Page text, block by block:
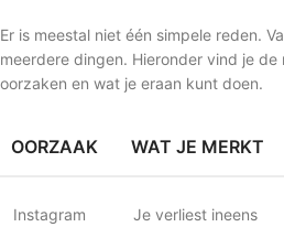
Er is meestal niet één simpele reden.
meerdere dingen. Hieronder vind je
oorzaken en wat je eraan kunt doen.
OORZAAK WAT JE MERKT
Instagram
Je verliest ineens